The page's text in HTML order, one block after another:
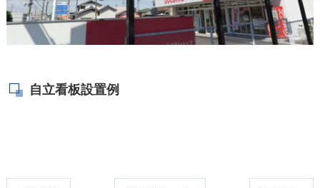
自立看板設置例